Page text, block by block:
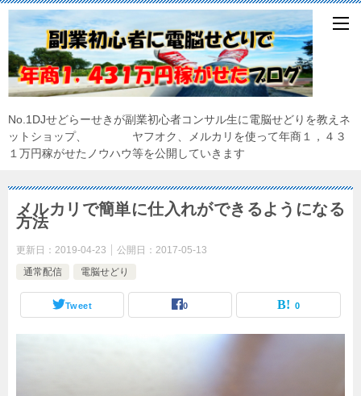
No.1DJせどらーせきが副業初心者コンサル生に電脳せどりを教えネ
ットショップ、 ヤフオク、メルカリを使って年商１，４３
１万円稼がせたノウハウ等を公開していきます
メルカリで簡単に仕入れができるようになる
方法
更新日： 2019-04-23 公開日： 2017-05-13
通常配信
電脳せどり
Tweet 0 0